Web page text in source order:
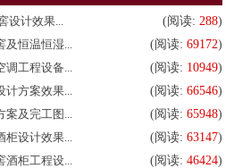
设计效果... (阅读: 288)
及恒温恒湿...
(阅读: 69172)
调工程设备...
(阅读: 10949)
计方案效果...
(阅读: 66546)
案及完工图...
(阅读: 65948)
柜设计效果...
(阅读: 63147)
酒柜工程设...
(阅读: 46424)